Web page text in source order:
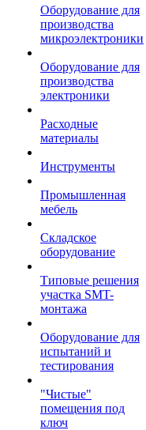
Оборудование для
производства
микроэлектроники
Оборудование для
производства
электроники
Расходные
материалы
Инструменты
Промышленная
мебель
Складское
оборудование
Типовые решения
участка SMT-
монтажа
Оборудование для
испытаний и
тестирования
"Чистые"
помещения под
ключ